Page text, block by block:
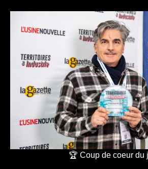
🏆 Coup de coeur du